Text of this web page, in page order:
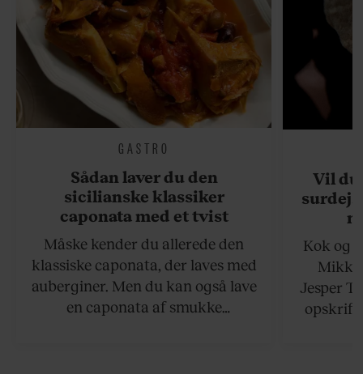
GASTRO
Sådan laver du den
sicilianske klassiker
caponata med et tvist
Måske kender du allerede den
klassiske caponata, der laves med
auberginer. Men du kan også lave
en caponata af smukke
Vil du
Kok og
Jesper
opskrift